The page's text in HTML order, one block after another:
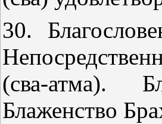
30.
(сва-атма).
Блаженство